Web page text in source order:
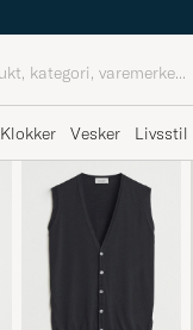
Klokker Vesker Livsstil